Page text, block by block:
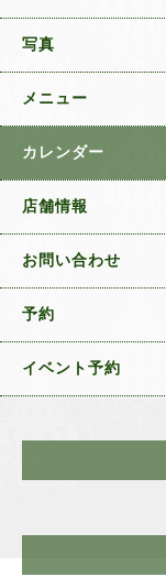
写真
メニュー
カレンダー
店舗情報
お問い合わせ
予約
イベント予約